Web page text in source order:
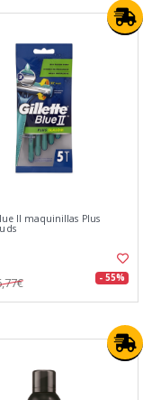
II maquinillas Plus
- 55%